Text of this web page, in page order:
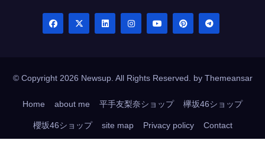
© Copyright 2026 Newsup. All Rights Reserved. by Themeansar
Home about me 平手友梨奈ショップ 欅坂46ショップ
櫻坂46ショップ site map Privacy policy Contact